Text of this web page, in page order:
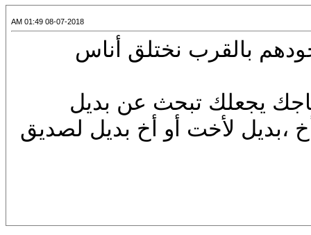
08-07-2018 01:49 AM
بالقرب نختلق أناس
يجعلك تبحث عن بديل
أخ ،بديل لأخت أو أخ بديل لصديق